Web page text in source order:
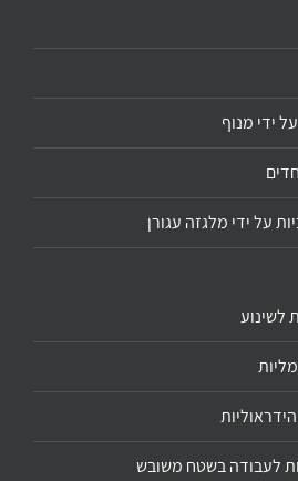
ידי מנוף
על ידי מלגזה עגורן
לשינוע
לעבודה בשטח משובש